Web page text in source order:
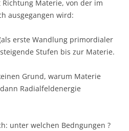
Materie, von der im
ausgegangen wird:
erste Wandlung primordialer
Stufen bis zur Materie.
Grund, warum Materie
Radialfeldenergie
unter welchen Bedngungen ?